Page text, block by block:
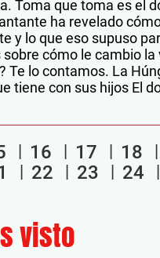
Toma que toma es el
ha revelado
y lo que eso supuso
sobre cómo le cambio la
Te lo contamos. La
tiene con sus hijos El
16 17 18
22 23 24
visto